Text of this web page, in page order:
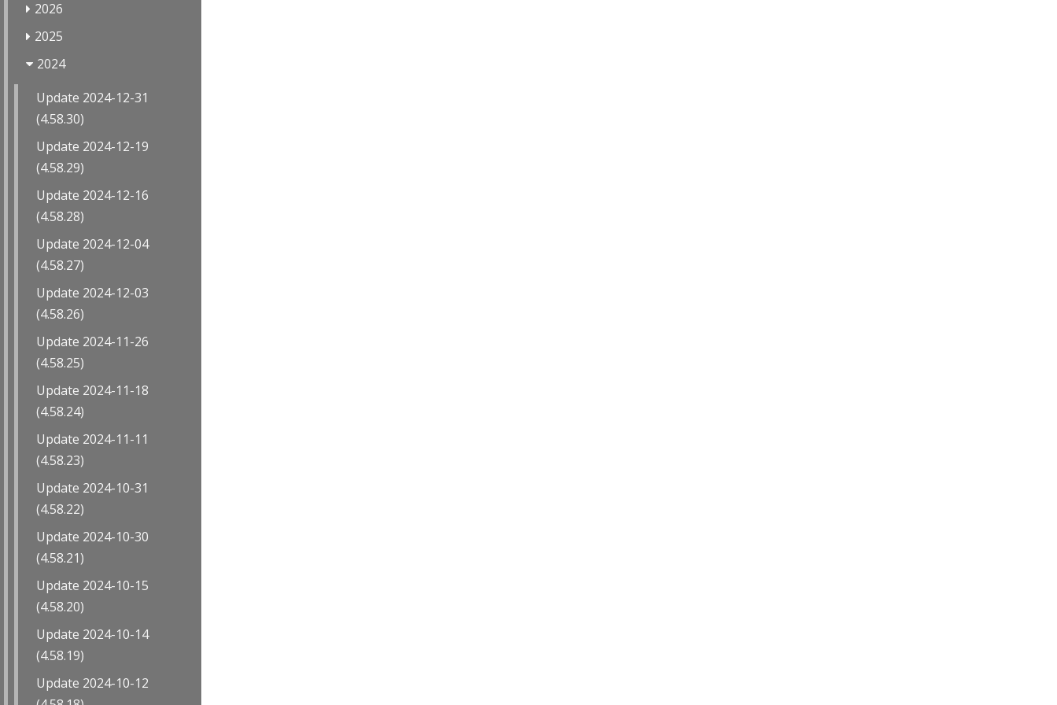
2026
2025
2024
Update 2024-12-31
(4.58.30)
Update 2024-12-19
(4.58.29)
Update 2024-12-16
(4.58.28)
Update 2024-12-04
(4.58.27)
Update 2024-12-03
(4.58.26)
Update 2024-11-26
(4.58.25)
Update 2024-11-18
(4.58.24)
Update 2024-11-11
(4.58.23)
Update 2024-10-31
(4.58.22)
Update 2024-10-30
(4.58.21)
Update 2024-10-15
(4.58.20)
Update 2024-10-14
(4.58.19)
Update 2024-10-12